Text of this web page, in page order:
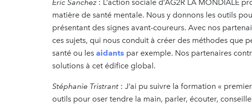
Eric Sanchez : L’action sociale d’AG2R LA MONDIALE
matière de santé mentale. Nous y donnons les outils
présentant des signes avant-coureurs. Avec nos
ces sujets, qui nous conduit à créer des méthodes que
santé ou les aidants par exemple. Nos partenaires
solutions à cet édifice global.
Stéphanie Tristrant : J’ai pu suivre la formation «
outils pour oser tendre la main, parler, écouter,